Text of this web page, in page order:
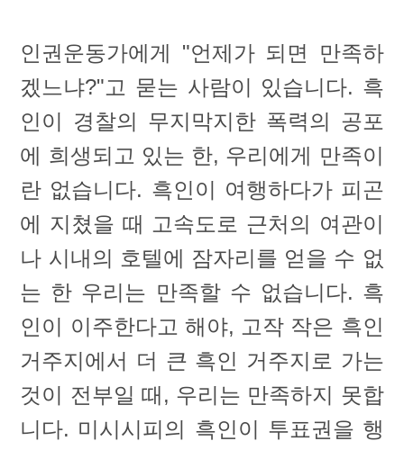
인권운동가에게 "언제가 되면 만족하
겠느냐?"고 묻는 사람이 있습니다. 흑
인이 경찰의 무지막지한 폭력의 공포
에 희생되고 있는 한, 우리에게 만족이
란 없습니다. 흑인이 여행하다가 피곤
에 지쳤을 때 고속도로 근처의 여관이
나 시내의 호텔에 잠자리를 얻을 수 없
는 한 우리는 만족할 수 없습니다. 흑
인이 이주한다고 해야, 고작 작은 흑인
거주지에서 더 큰 흑인 거주지로 가는
것이 전부일 때, 우리는 만족하지 못합
니다. 미시시피의 흑인이 투표권을 행